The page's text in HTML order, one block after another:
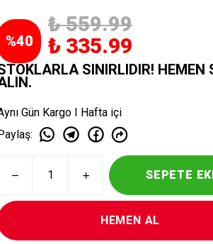
%40
₺ 559.99
₺ 335.99
SINIRLIDIR! HEMEN
Gün Kargo I Hafta içi
:
SEPETE
HEMEN AL